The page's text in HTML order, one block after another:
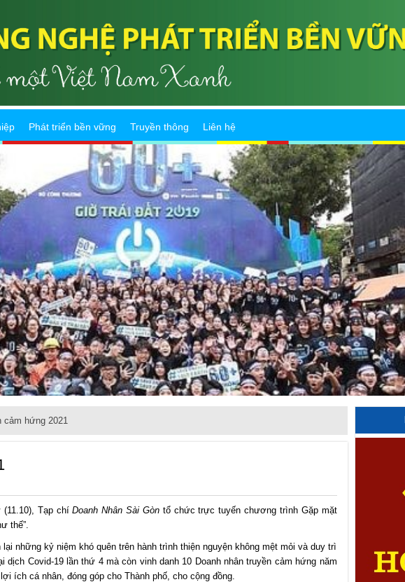
Phát triển bền vững Truyền thông Liên hệ
cảm hứng 2021
(11.10), Tạp chíDoanh Nhân Sài Gòn tổ chức trực tuyến chương trình Gặp mặt
thế”.
những kỷ niệm khó quên trên hành trình thiện nguyện không mệt mỏi và duy trì
Covid-19 lần thứ 4 mà còn vinh danh 10 Doanh nhân truyền cảm hứng năm
ích cá nhân, đóng góp cho Thành phố, cho cộng đồng.